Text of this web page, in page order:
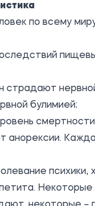
по всему
страдают
булимией;
анорексии.